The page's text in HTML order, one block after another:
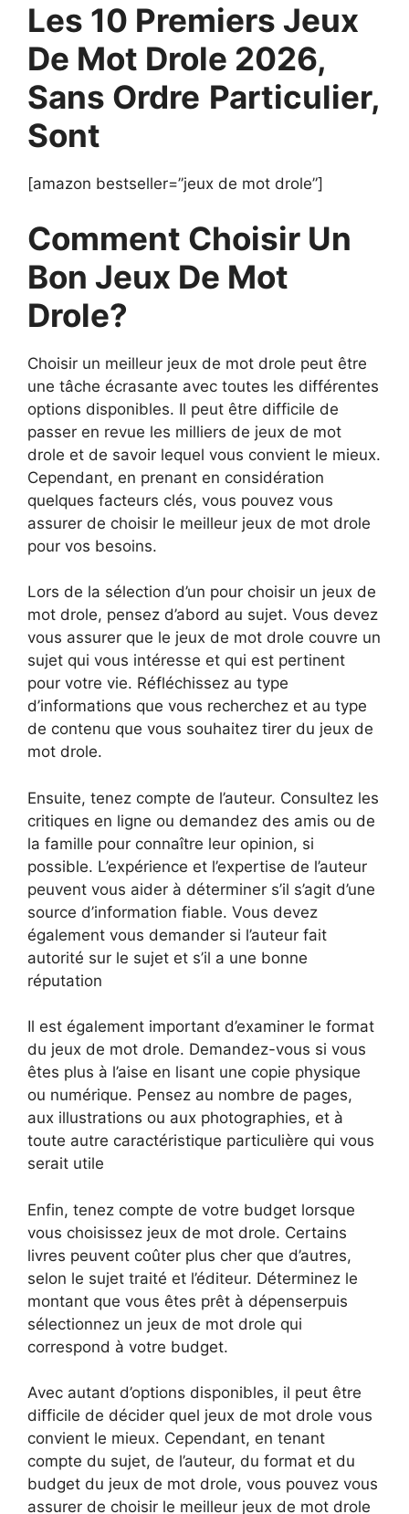
Les 10 Premiers Jeux
De Mot Drole 2026,
Sans Ordre Particulier,
Sont
[amazon bestseller=”jeux de mot drole”]
Comment Choisir Un
Bon Jeux De Mot
Drole?
Choisir un meilleur jeux de mot drole peut être
une tâche écrasante avec toutes les différentes
options disponibles. Il peut être difficile de
passer en revue les milliers de jeux de mot
drole et de savoir lequel vous convient le mieux.
Cependant, en prenant en considération
quelques facteurs clés, vous pouvez vous
assurer de choisir le meilleur jeux de mot drole
pour vos besoins.
Lors de la sélection d’un pour choisir un jeux de
mot drole, pensez d’abord au sujet. Vous devez
vous assurer que le jeux de mot drole couvre un
sujet qui vous intéresse et qui est pertinent
pour votre vie. Réfléchissez au type
d’informations que vous recherchez et au type
de contenu que vous souhaitez tirer du jeux de
mot drole.
Ensuite, tenez compte de l’auteur. Consultez les
critiques en ligne ou demandez des amis ou de
la famille pour connaître leur opinion, si
possible. L’expérience et l’expertise de l’auteur
peuvent vous aider à déterminer s’il s’agit d’une
source d’information fiable. Vous devez
également vous demander si l’auteur fait
autorité sur le sujet et s’il a une bonne
réputation
Il est également important d’examiner le format
du jeux de mot drole. Demandez-vous si vous
êtes plus à l’aise en lisant une copie physique
ou numérique. Pensez au nombre de pages,
aux illustrations ou aux photographies, et à
toute autre caractéristique particulière qui vous
serait utile
Enfin, tenez compte de votre budget lorsque
vous choisissez jeux de mot drole. Certains
livres peuvent coûter plus cher que d’autres,
selon le sujet traité et l’éditeur. Déterminez le
montant que vous êtes prêt à dépenserpuis
sélectionnez un jeux de mot drole qui
correspond à votre budget.
Avec autant d’options disponibles, il peut être
difficile de décider quel jeux de mot drole vous
convient le mieux. Cependant, en tenant
compte du sujet, de l’auteur, du format et du
budget du jeux de mot drole, vous pouvez vous
assurer de choisir le meilleur jeux de mot drole